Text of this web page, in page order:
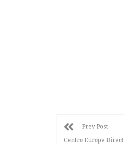
Prev Post
Centro Europe